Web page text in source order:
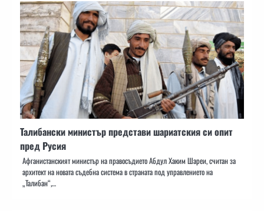
Талибански министър представи шариатския си опит
пред Русия
Афганистанският министър на правосъдието Абдул Хаким Шареи, считан за
архитект на новата съдебна система в страната под управлението на
„Талибан“,…